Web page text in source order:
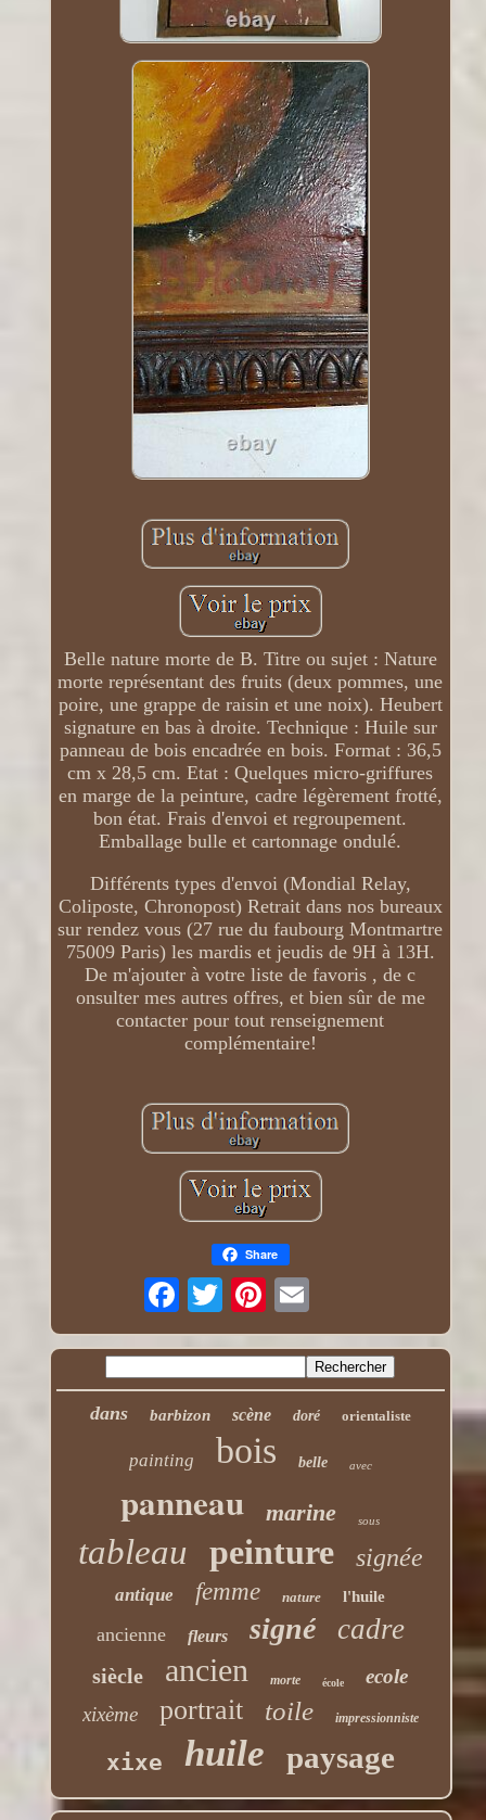
Belle nature morte de B. Titre ou sujet : Nature
morte représentant des fruits (deux pommes, une
poire, une grappe de raisin et une noix). Heubert
signature en bas à droite. Technique : Huile sur
panneau de bois encadrée en bois. Format : 36,5
cm x 28,5 cm. Etat : Quelques micro-griffures
en marge de la peinture, cadre légèrement frotté,
bon état. Frais d'envoi et regroupement.
Emballage bulle et cartonnage ondulé.
Différents types d'envoi (Mondial Relay,
Coliposte, Chronopost) Retrait dans nos bureaux
sur rendez vous (27 rue du faubourg Montmartre
75009 Paris) les mardis et jeudis de 9H à 13H.
De m'ajouter à votre liste de favoris , de c
onsulter mes autres offres, et bien sûr de me
contacter pour tout renseignement
complémentaire!
Share
dans barbizon scène doré orientaliste
painting bois belle avec
panneau marine sous
tableau peinture signée
antique femme nature l'huile
ancienne fleurs signé cadre
siècle ancien morte école
ecole
xixème
portrait toile impressionniste
xixe huile paysage